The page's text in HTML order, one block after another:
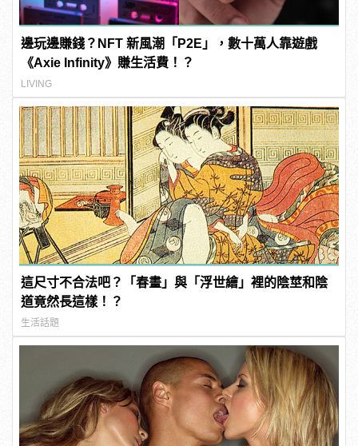
邊玩邊賺錢？NFT 新風潮「P2E」，數十萬人靠遊戲
《Axie Infinity》賺生活費！？
LIVING
這尺寸不合法吧？「春畫」與「浮世繪」裡的陰莖和陰
道竟然長這樣！？
生活話題